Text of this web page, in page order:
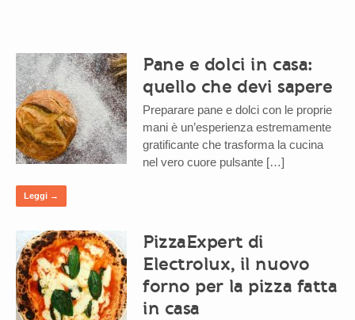
Pane e dolci in casa:
quello che devi sapere
Preparare pane e dolci con le proprie
mani è un’esperienza estremamente
gratificante che trasforma la cucina
nel vero cuore pulsante […]
Leggi →
PizzaExpert di
Electrolux, il nuovo
forno per la pizza fatta
in casa